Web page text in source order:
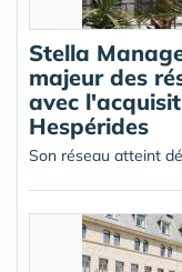
Stella
majeur des
avec
Hespérides
Son réseau atteint